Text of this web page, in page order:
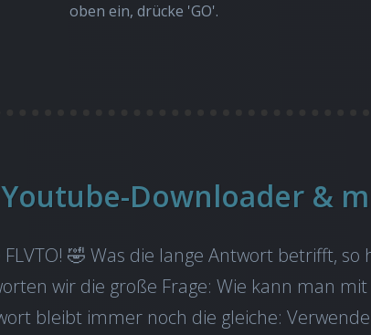
oben ein, drücke 'GO'.
Downloader &
🤣 Was die lange Antwort betrifft, so
wir die große Frage: Wie kann man mit
bleibt immer noch die gleiche: